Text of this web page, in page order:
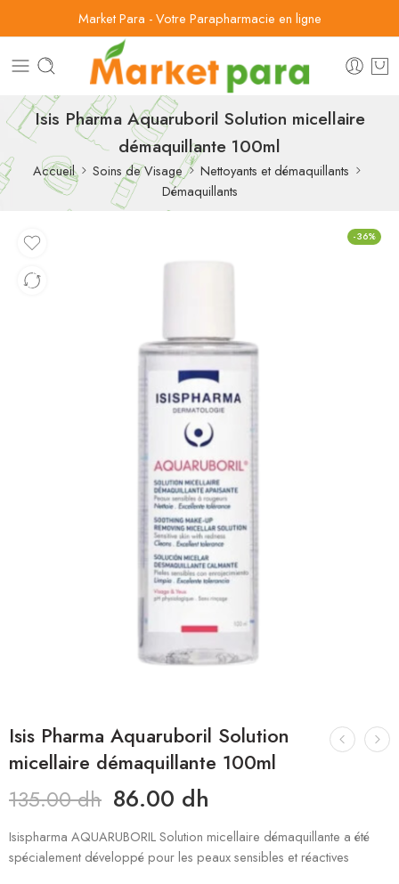
Market Para - Votre Parapharmacie en ligne
Isis Pharma Aquaruboril Solution micellaire
démaquillante 100ml
Accueil Soins de Visage
Nettoyants et démaquillants
Démaquillants
-36%
Isis Pharma Aquaruboril Solution
micellaire démaquillante 100ml
135.00dh 86.00 dh
Isispharma AQUARUBORIL Solution micellaire démaquillante a été
spécialement développé pour les peaux sensibles et réactives